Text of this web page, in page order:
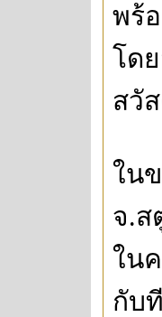
พร้
โด
สวั
ใน
จ.ส
ใน
กับ